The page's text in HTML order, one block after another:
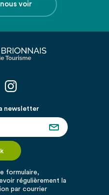
nous voir
newsletter
formulaire,
régulièrement la
par courrier